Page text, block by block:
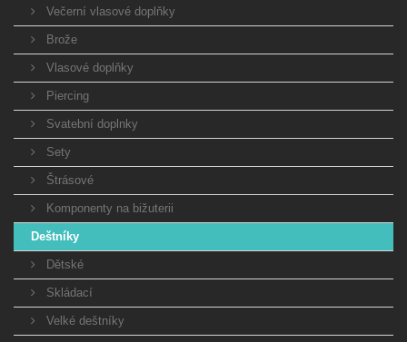
Večerní vlasové doplňky
Brože
Vlasové doplňky
Piercing
Svatební doplnky
Sety
Štrásové
Komponenty na bižuterii
Deštníky
Dětské
Skládací
Velké deštníky